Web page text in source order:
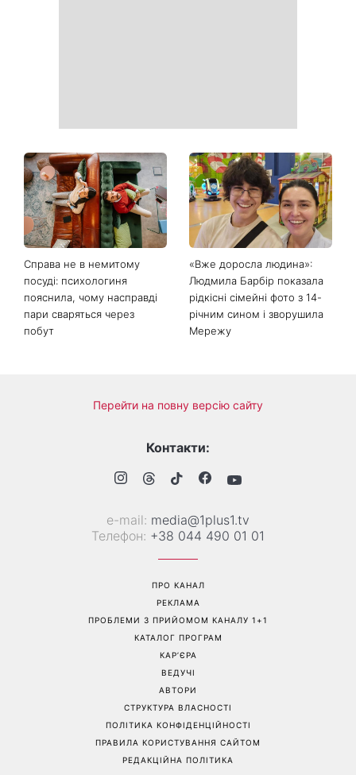
День ангела 9 серпня:
Пантелеймон, Микола та
Сава серед іменинників -
чому цього дня варто
зробити добру справу
Найпопулярніший салат
літа: готуємо «Зелену
Богиню»
посуді: психологиня
пояснила, чому насправді
Людмила Барбір показала
рідкісні сімейні фото з 14-
річним сином і зворушила
Мережу